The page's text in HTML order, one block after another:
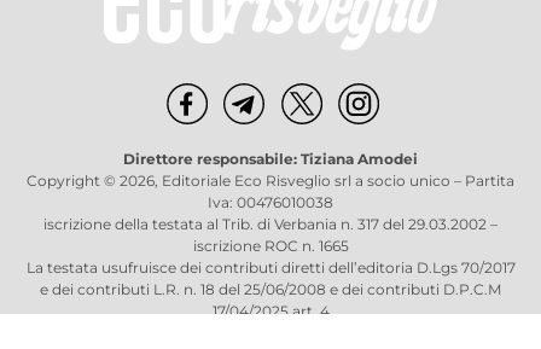
Direttore responsabile: Tiziana Amodei
Copyright © 2026, Editoriale Eco Risveglio srl a socio unico – Partita
Iva: 00476010038
iscrizione della testata al Trib. di Verbania n. 317 del 29.03.2002 –
iscrizione ROC n. 1665
La testata usufruisce dei contributi diretti dell’editoria D.Lgs 70/2017
e dei contributi L.R. n. 18 del 25/06/2008 e dei contributi D.P.C.M
17/04/2025 art. 4